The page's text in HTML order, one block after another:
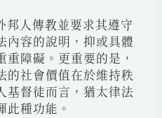
邦人傳教並要求其遵守
內容的說明，抑或具體
障礙。更重要的是，
的社會價值在於維持秩
基督徒而言，猶太律法
此種功能。